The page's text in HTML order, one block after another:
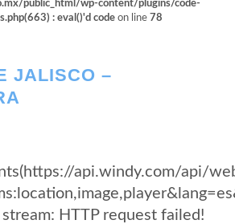
public_html/wp-content/plugins/code-
: eval()'d code on line 78
JALISCO –
api.windy.com/api/
HTTP request failed!